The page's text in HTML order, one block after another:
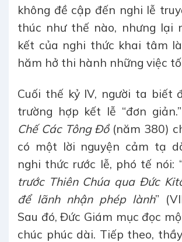
không đề cập đến nghi lễ
thúc như thế nào, nhưng lại
kết của nghi thức khai tâm
hăm hở thi hành những việc
Cuối thế kỷ IV, người ta biết
trường hợp kết lễ “đơn
Chế Các Tông Đồ(năm 380)
có một lời nguyện cảm tạ
nghi thức rước lễ, phó tế nói: “
trước Thiên Chúa qua Đức
để lãnh nhận phép lành”
Sau đó, Đức Giám mục đọc
chúc phúc dài. Tiếp theo,